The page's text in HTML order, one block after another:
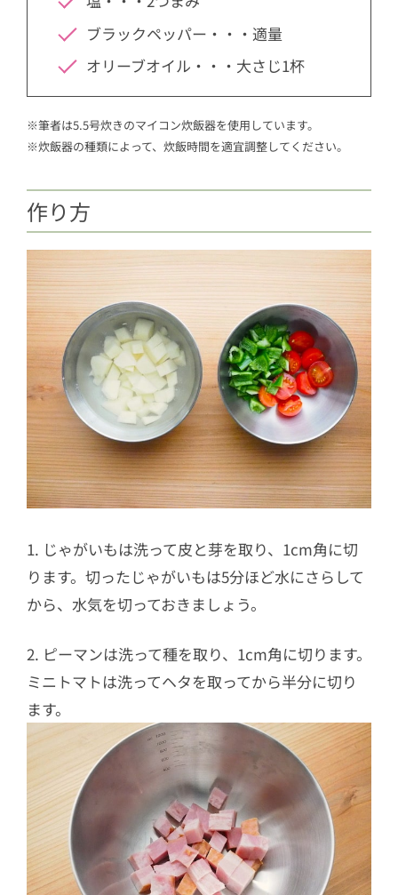
ブラックペッパー・・・適量
オリーブオイル・・・大さじ1杯
※筆者は5.5号炊きのマイコン炊飯器を使用しています。
※炊飯器の種類によって、炊飯時間を適宜調整してください。
作り方
1. じゃがいもは洗って皮と芽を取り、1cm角に切
ります。切ったじゃがいもは5分ほど水にさらして
から、水気を切っておきましょう。
2. ピーマンは洗って種を取り、1cm角に切ります。
ミニトマトは洗ってヘタを取ってから半分に切り
ます。